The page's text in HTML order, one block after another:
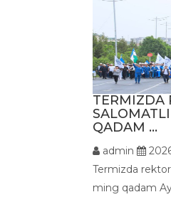
TERMIZDA
QADAM ...
admin
Termizda
ming qadam